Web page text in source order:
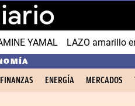
YAMAL LAZO amarillo
FINANZAS ENERGÍA MERCADOS